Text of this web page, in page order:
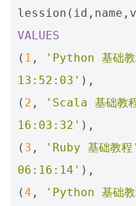
lession ( id , name ,
VALUES
( 1 , 'Python 基础
13:52:03' ),
( 2 , 'Scala 基础教
16:03:32' ),
( 3 , 'Ruby 基础教程'
06:16:14' ),
(4 , 'Python 基础